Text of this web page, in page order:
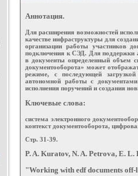
Аннотация.
Для расширения возможностей
качестве инфраструктуры для
организации работы участников
подключения к СЭД. Для поддержки
в документы определенный объем
документооборота» может
режиме, с последующей
автономной работы с
исполнения поручений и создания
Ключевые слова:
система электронного
контекст документооборота,
Стр. 31-39.
P. A. Kuratov, N. A. Petrova, E. L.
"Working with edf documents